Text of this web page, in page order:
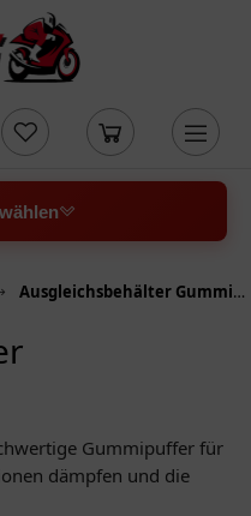
Ausgleichsbehälter Gummipuffer
Gummipuffer für
dämpfen und die